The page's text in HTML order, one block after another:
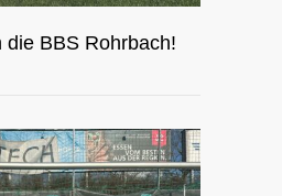
die BBS Rohrbach!